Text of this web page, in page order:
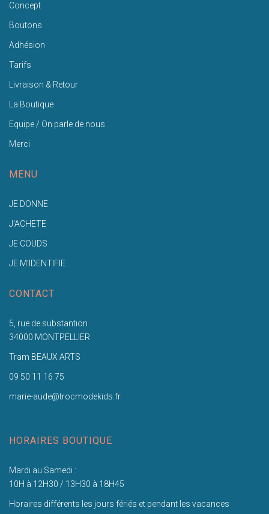
Concept
Boutons
Adhésion
Tarifs
Livraison & Retour
La Boutique
Equipe / On parle de nous
Merci
MENU
JE DONNE
J'ACHETE
JE COUDS
JE M'IDENTIFIE
CONTACT
5, rue de substantion
34000 MONTPELLIER
Tram BEAUX ARTS
09 50 11 16 75
marie-aude@trocmodekids.fr
HORAIRES BOUTIQUE
Mardi au Samedi :
10H à 12H30 / 13H30 à 18H45
Horaires différents les jours fériés et pendant les vacances